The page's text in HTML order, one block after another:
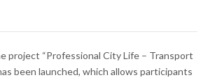
project “Professional City Life – Transport
been launched, which allows participants